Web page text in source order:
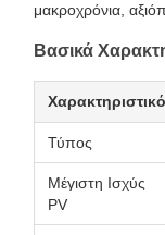
μακροχρόνια,
Βασικά
Χαρακτηριστικό
Τύπος
Μέγιστη Ισχύς
PV